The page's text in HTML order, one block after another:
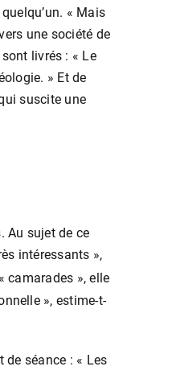
« Mais
une société de
livrés : « Le
» Et de
suscite une
Au sujet de ce
intéressants »,
camarades », elle
», estime-t-
séance : « Les